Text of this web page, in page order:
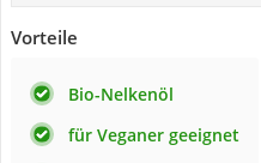
Vorteile
Bio-Nelkenöl
für Veganer geeignet